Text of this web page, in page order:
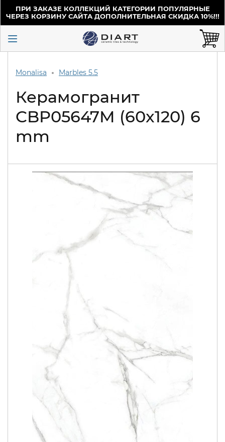
ПРИ ЗАКАЗЕ КОЛЛЕКЦИЙ КАТЕГОРИИ ПОПУЛЯРНЫЕ
ЧЕРЕЗ КОРЗИНУ САЙТА ДОПОЛНИТЕЛЬНАЯ СКИДКА 10%!!!
Monalisa Marbles 5.5
Керамогранит
CBP05647M (60x120) 6
mm